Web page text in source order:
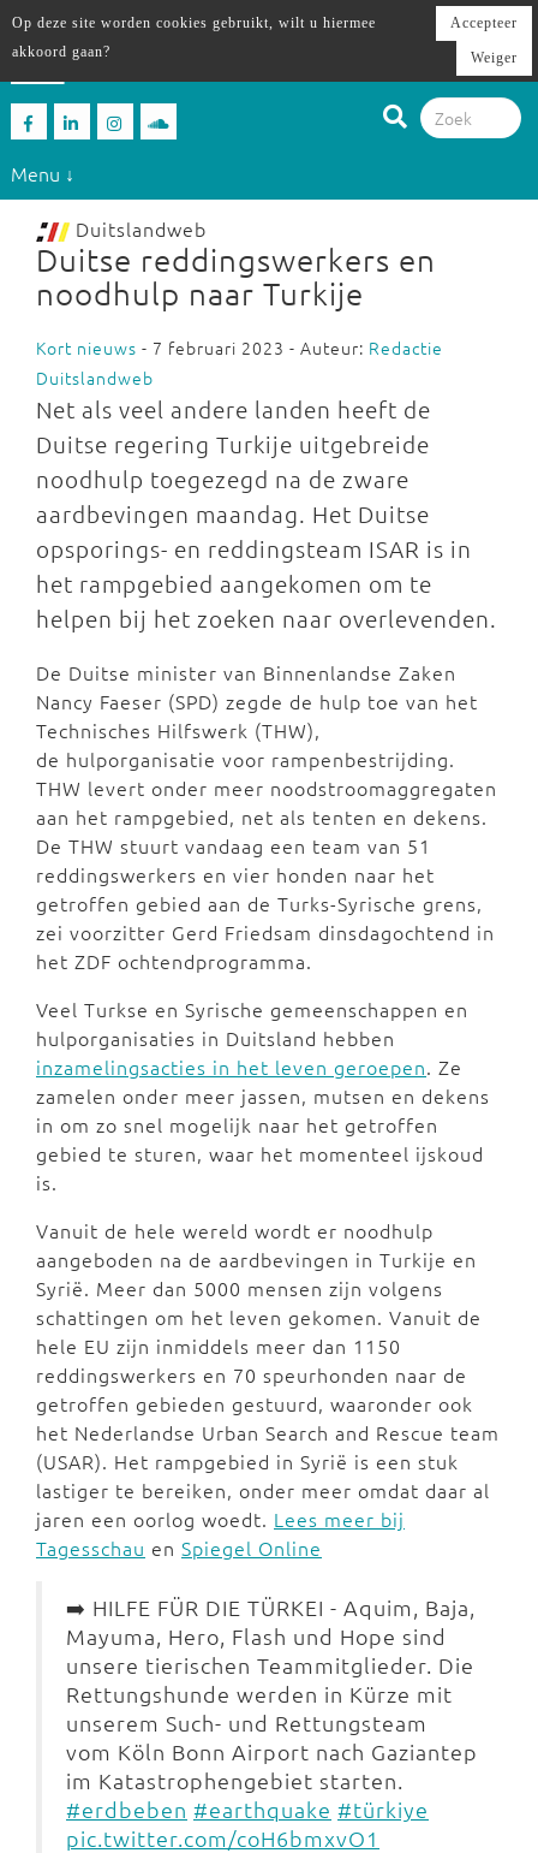
Menu ↓
Duitslandweb
Duitse reddingswerkers en
noodhulp naar Turkije
Kort nieuws - 7 februari 2023 - Auteur: Redactie
Duitslandweb
Net als veel andere landen heeft de
Duitse regering Turkije uitgebreide
noodhulp toegezegd na de zware
aardbevingen maandag. Het Duitse
opsporings- en reddingsteam ISAR is in
het rampgebied aangekomen om te
helpen bij het zoeken naar overlevenden.
De Duitse minister van Binnenlandse Zaken
Nancy Faeser (SPD) zegde de hulp toe van het
Technisches Hilfswerk (THW),
de hulporganisatie voor rampenbestrijding.
THW levert onder meer noodstroomaggregaten
aan het rampgebied, net als tenten en dekens.
De THW stuurt vandaag een team van 51
reddingswerkers en vier honden naar het
getroffen gebied aan de Turks-Syrische grens,
zei voorzitter Gerd Friedsam dinsdagochtend in
het ZDF ochtendprogramma.
Veel Turkse en Syrische gemeenschappen en
hulporganisaties in Duitsland hebben
inzamelingsacties in het leven geroepen. Ze
zamelen onder meer jassen, mutsen en dekens
in om zo snel mogelijk naar het getroffen
gebied te sturen, waar het momenteel ijskoud
is.
Vanuit de hele wereld wordt er noodhulp
aangeboden na de aardbevingen in Turkije en
Syrië. Meer dan 5000 mensen zijn volgens
schattingen om het leven gekomen. Vanuit de
hele EU zijn inmiddels meer dan 1150
reddingswerkers en 70 speurhonden naar de
getroffen gebieden gestuurd, waaronder ook
het Nederlandse Urban Search and Rescue team
(USAR). Het rampgebied in Syrië is een stuk
lastiger te bereiken, onder meer omdat daar al
jaren een oorlog woedt. Lees meer bij
Tagesschau en Spiegel Online
➡️ HILFE FÜR DIE TÜRKEI - Aquim, Baja,
Mayuma, Hero, Flash und Hope sind
unsere tierischen Teammitglieder. Die
Rettungshunde werden in Kürze mit
unserem Such- und Rettungsteam
vom Köln Bonn Airport nach Gaziantep
im Katastrophengebiet starten.
#erdbeben #earthquake #türkiye
pic.twitter.com/coH6bmxvO1
Op deze site worden cookies gebruikt, wilt u hiermee
akkoord gaan?
Accepteer
Weiger